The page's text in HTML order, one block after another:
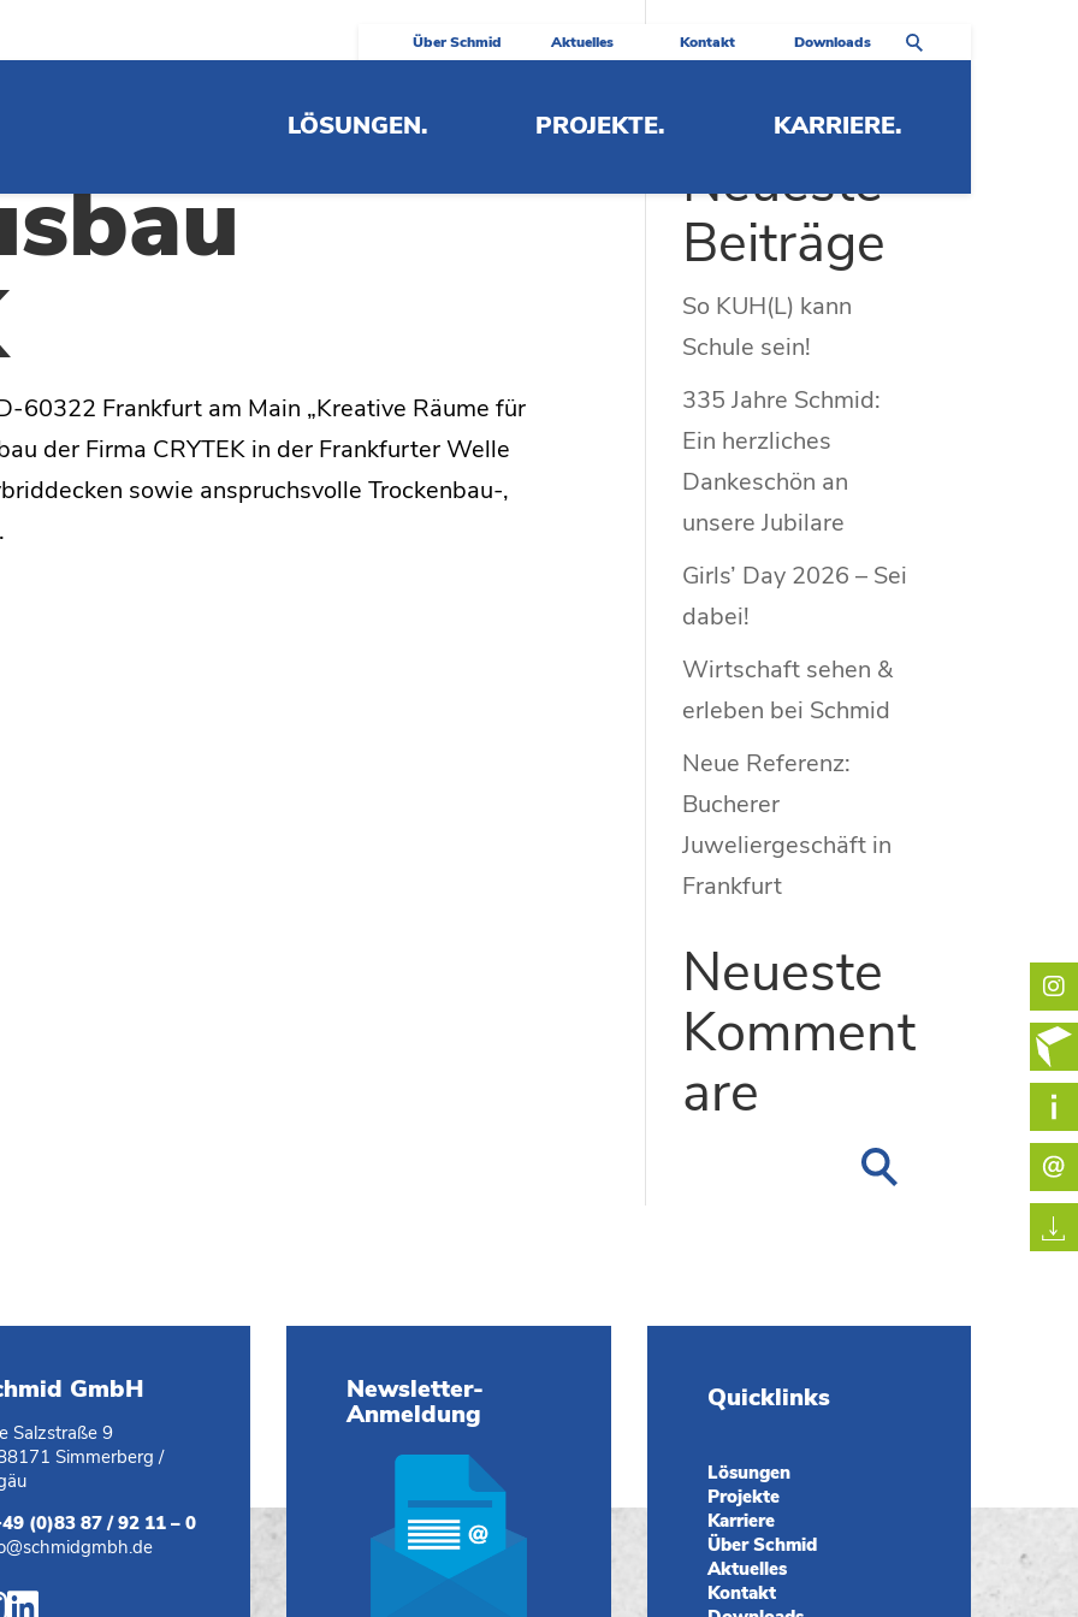
Über Schmid Aktuelles Kontakt Downloads
LÖSUNGEN. PROJEKTE. KARRIERE.
60322 Frankfurt am Main „Kreative Räume für
der Firma CRYTEK in der Frankfurter Welle
sowie anspruchsvolle Trockenbau-,
Neueste
Beiträge
So KUH(L) kann
Schule sein!
335 Jahre Schmid:
Ein herzliches
Dankeschön an
unsere Jubilare
Girls’ Day 2026 – Sei
dabei!
Wirtschaft sehen &
erleben bei Schmid
Neue Referenz:
Bucherer
Juweliergeschäft in
Frankfurt
Neueste
Komment
are
GmbH
Salzstraße 9
Simmerberg /
(0)83 87 / 92 11 – 0
Newsletter-
Anmeldung
Quicklinks
Lösungen
Projekte
Karriere
Über Schmid
Aktuelles
Kontakt